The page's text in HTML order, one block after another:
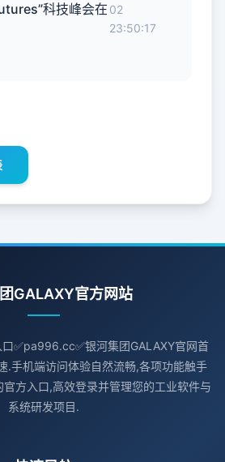
科技峰会在 02
23:50:17
GALAXY官方网站
✅pa996.cc✅银河集团GALAXY官网首
.手机端访问体验自然流畅,各项功能触手
方入口,高效登录并管理您的工业软件与
系统研发项目.